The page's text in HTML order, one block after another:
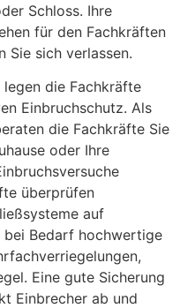
Schloss. Ihre
für den Fachkräften
Sie sich verlassen.
die Fachkräfte
Einbruchschutz. Als
die Fachkräfte Sie
oder Ihre
überprüfen
auf
bei Bedarf hochwertige
Eine gute Sicherung
Einbrecher ab und